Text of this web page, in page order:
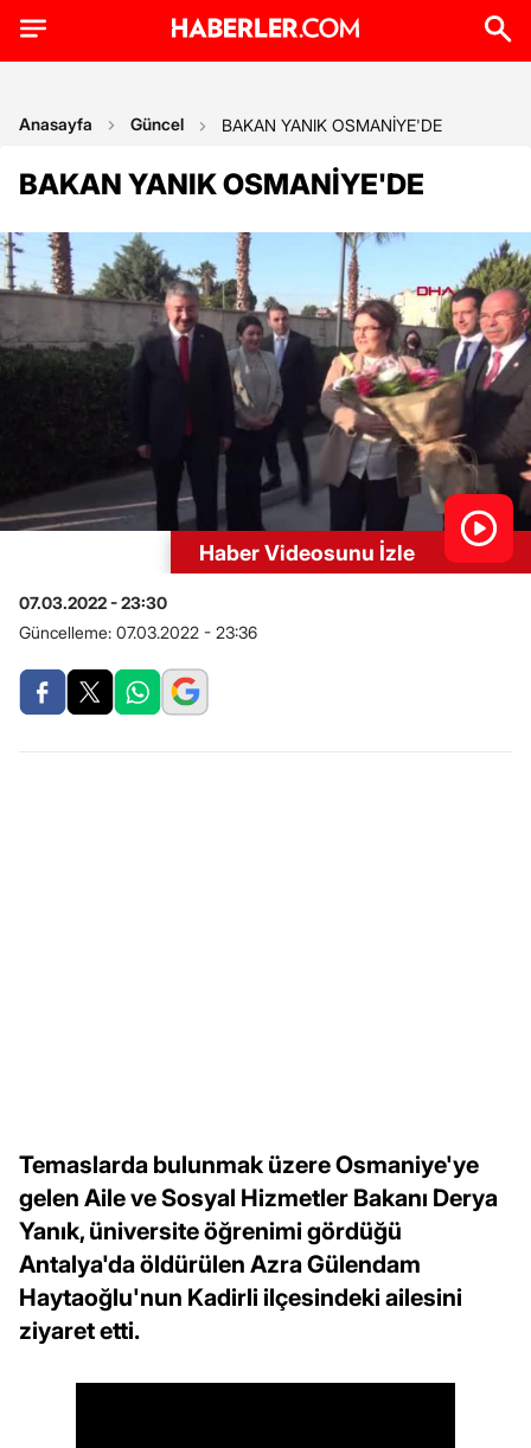
Anasayfa Güncel BAKAN YANIK OSMANİYE'DE
BAKAN YANIK OSMANİYE'DE
Haber Videosunu İzle
07.03.2022 - 23:30
Güncelleme: 07.03.2022 - 23:36
Temaslarda bulunmak üzere Osmaniye'ye
gelen Aile ve Sosyal Hizmetler Bakanı Derya
Yanık, üniversite öğrenimi gördüğü
Antalya'da öldürülen Azra Gülendam
Haytaoğlu'nun Kadirli ilçesindeki ailesini
ziyaret etti.